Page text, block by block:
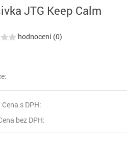
JTG Keep Calm
hodnocení (0)
Cena s DPH:
bez DPH: